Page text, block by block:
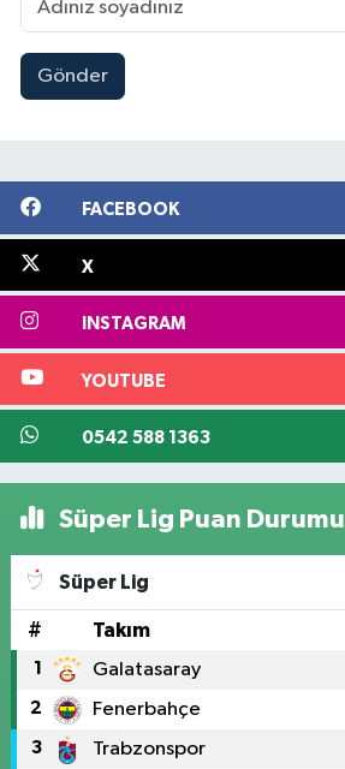
Gönder
FACEBOOK
X
INSTAGRAM
YOUTUBE
0542 588 1363
Süper Lig Puan Durumu
Süper Lig
# Takım
1 Galatasaray
2 Fenerbahçe
3 Trabzonspor